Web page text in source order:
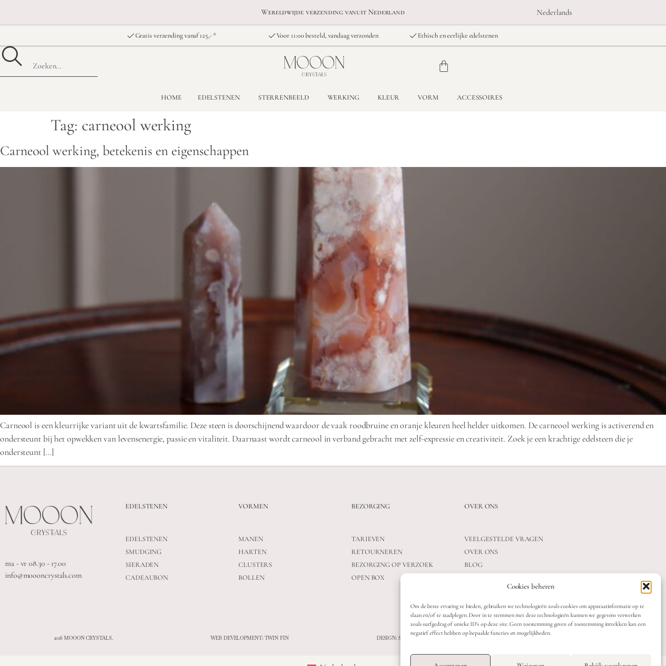
Cookies beheren
Om de beste ervaring te bieden, gebruiken we technologieën zoals cookies om apparaatinformatie op te
slaan en/of te raadplegen. Door in te stemmen met deze technologieën kunnen we gegevens verwerken
zoals surfgedrag of unieke ID's op deze site. Geen toestemming geven of toestemming intrekken kan een
negatief effect hebben op bepaalde functies en mogelijkheden.
Wereldwijde verzending vanuit Nederland Nederlands
Gratis verzending vanaf 125,- * Voor 11:00 besteld, vandaag verzonden Ethisch en eerlijke edelstenen
HOME EDELSTENEN STERRENBEELD WERKING KLEUR VORM ACCESSOIRES
Tag: carneool werking
Carneool werking, betekenis en eigenschappen
Carneool is een kleurrijke variant uit de kwartsfamilie. Deze steen is doorschijnend waardoor de vaak roodbruine en oranje kleuren heel helder uitkomen. De carneool werking is activerend en
ondersteunt bij het opwekken van levensenergie, passie en vitaliteit. Daarnaast wordt carneool in verband gebracht met zelf-expressie en creativiteit. Zoek je een krachtige edelsteen die je
ondersteunt […]
ma - vr 08.30 - 17.00
info@moooncrystals.com
EDELSTENEN
EDELSTENEN
SMUDGING
SIERADEN
CADEAUBON
VORMEN
MANEN
HARTEN
CLUSTERS
BOLLEN
BEZORGING
TARIEVEN
RETOURNEREN
BEZORGING OP VERZOEK
OPEN BOX
OVER ONS
VEELGESTELDE VRAGEN
OVER ONS
BLOG
2026 MOOON CRYSTALS. WEB DEVELOPMENT: TWIN FIN DESIGN: STUDIO SANNE-LOTTE